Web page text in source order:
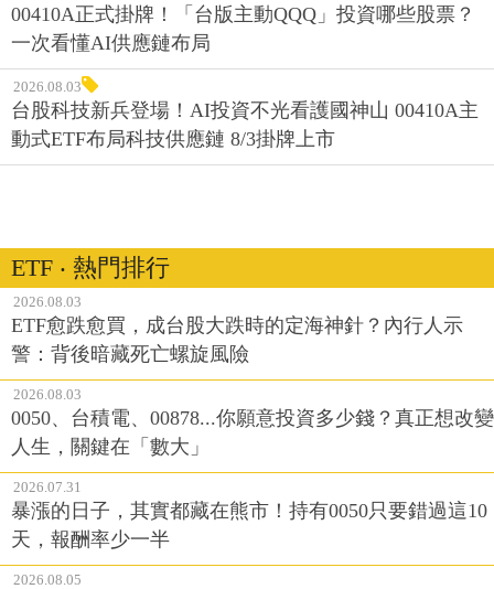
00410A正式掛牌！「台版主動QQQ」投資哪些股票？
一次看懂AI供應鏈布局
2026.08.03
台股科技新兵登場！AI投資不光看護國神山 00410A主
動式ETF布局科技供應鏈 8/3掛牌上市
ETF ‧ 熱門排行
2026.08.03
ETF愈跌愈買，成台股大跌時的定海神針？內行人示
警：背後暗藏死亡螺旋風險
2026.08.03
0050、台積電、00878...你願意投資多少錢？真正想改變
人生，關鍵在「數大」
2026.07.31
暴漲的日子，其實都藏在熊市！持有0050只要錯過這10
天，報酬率少一半
2026.08.05